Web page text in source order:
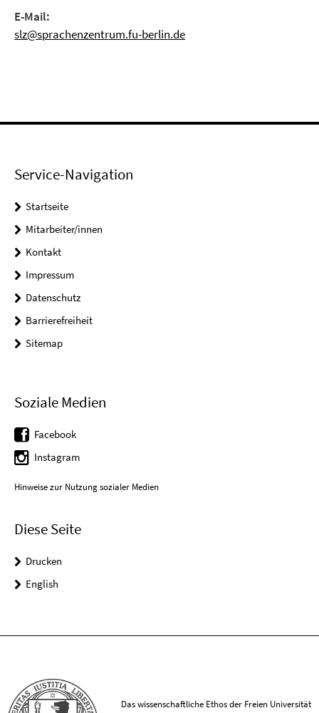
E-Mail:
slz@sprachenzentrum.fu-berlin.de
Service-Navigation
Startseite
Mitarbeiter/innen
Kontakt
Impressum
Datenschutz
Barrierefreiheit
Sitemap
Soziale Medien
Facebook
Instagram
Hinweise zur Nutzung sozialer Medien
Diese Seite
Drucken
English
Das wissenschaftliche Ethos der Freien Universität